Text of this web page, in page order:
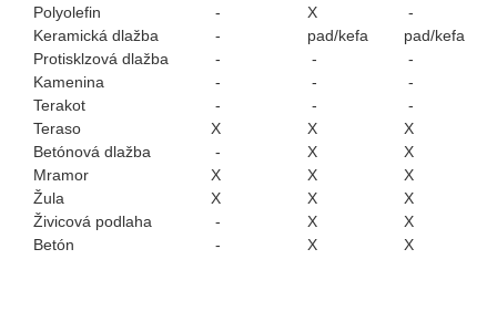
Polyolefin
- X
-
Keramická dlažba
- pad/kefa
pad/kefa
Protisklzová dlažba
- -
-
Kamenina
- -
-
Terakot
- -
-
Teraso
X X
X
Betónová dlažba
- X
X
Mramor
X X
X
Žula
X X
X
Živicová podlaha
- X
X
Betón
- X X